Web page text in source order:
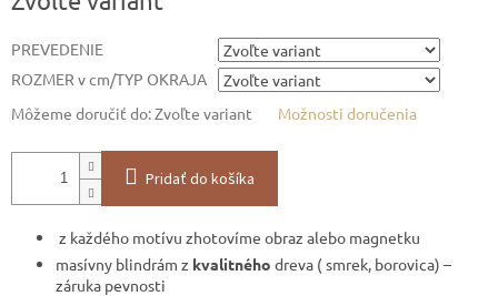
PREVEDENIE
ROZMER v cm/TYP OKRAJA
Môžeme doručiť do:Zvoľte variant Možnosti doručenia
Pridať do košíka
z každého motívu zhotovíme obraz alebo magnetku
masívny blindrám z kvalitného dreva ( smrek, borovica) –
záruka pevnosti